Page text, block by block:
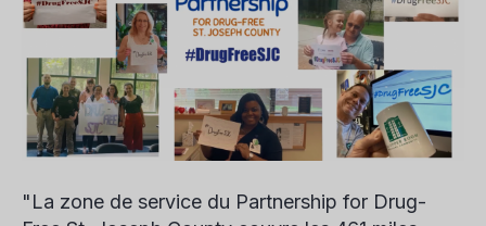
"La zone de service du Partnership for Drug-